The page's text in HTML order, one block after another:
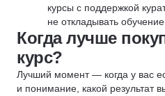
курсы с поддержкой
не откладывать обучение.
Когда лучше
курс?
Лучший момент — когда у вас
и понимание, какой результат